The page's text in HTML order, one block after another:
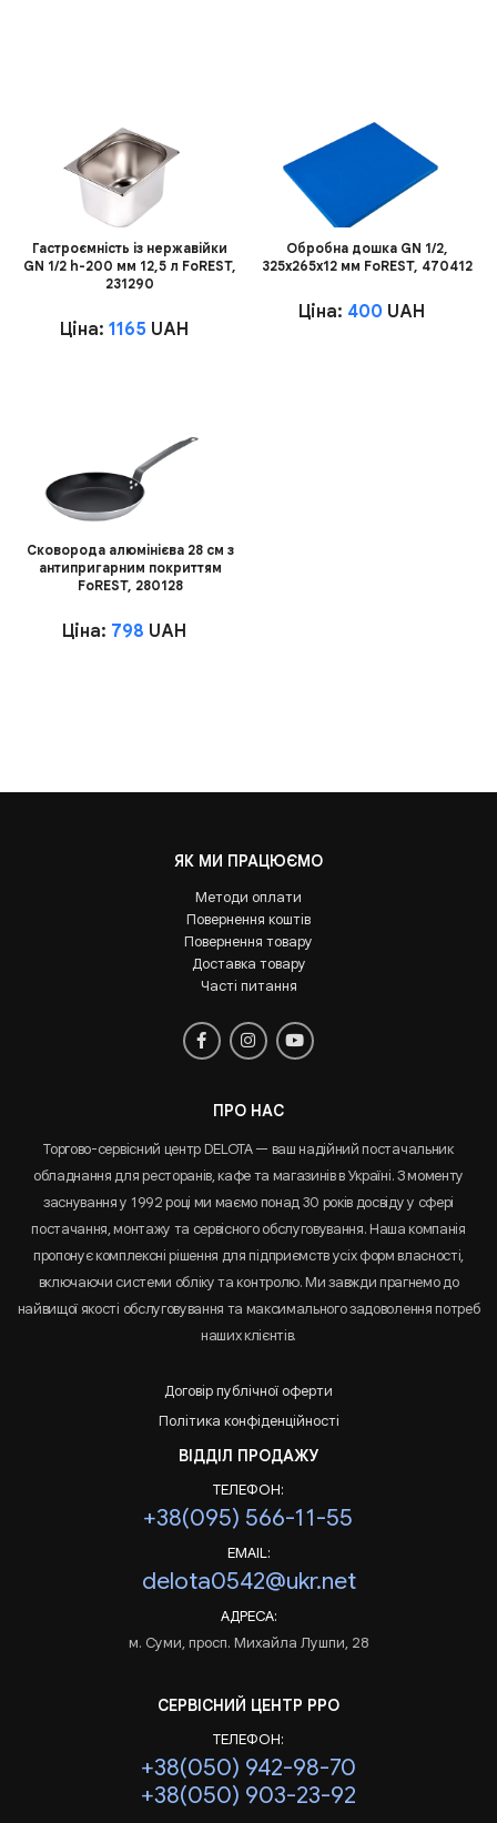
Гастроємність із нержавійки
GN 1/2 h-200 мм 12,5 л FoREST,
231290
Ціна: 1165 UAH
Обробна дошка GN 1/2,
325х265х12 мм FoREST, 470412
Ціна: 400 UAH
Сковорода алюмінієва 28 см з
антипригарним покриттям
FoREST, 280128
Ціна: 798 UAH
ЯК МИ ПРАЦЮЄМО
Методи оплати
Повернення коштів
Повернення товару
Доставка товару
Часті питання
ПРО НАС
Торгово-сервісний центр DELOTA — ваш надійний постачальник
обладнання для ресторанів, кафе та магазинів в Україні. З моменту
заснування у 1992 році ми маємо понад 30 років досвіду у сфері
постачання, монтажу та сервісного обслуговування. Наша компанія
пропонує комплексні рішення для підприємств усіх форм власності,
включаючи системи обліку та контролю. Ми завжди прагнемо до
найвищої якості обслуговування та максимального задоволення потреб
наших клієнтів.
Договір публічної оферти
Політика конфіденційності
ВІДДІЛ ПРОДАЖУ
ТЕЛЕФОН:
+38(095) 566-11-55
EMAIL:
delota0542@ukr.net
АДРЕСА:
м. Суми, просп. Михайла Лушпи, 28
СЕРВІСНИЙ ЦЕНТР РРО
ТЕЛЕФОН:
+38(050) 942-98-70
+38(050) 903-23-92